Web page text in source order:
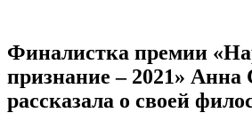
Финалистка премии
признание – 2021»
рассказала о своей